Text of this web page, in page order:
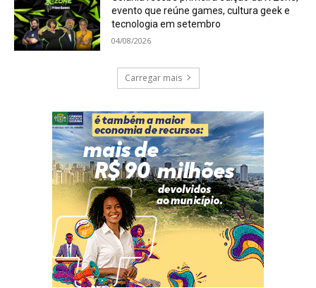
evento que reúne games, cultura geek e
tecnologia em setembro
04/08/2026
Carregar mais